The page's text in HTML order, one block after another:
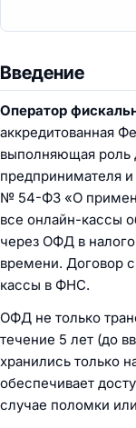
Введение
Оператор
аккредитованная
выполняющая роль
предпринимателя
№ 54-ФЗ «О
все онлайн-кассы
через ОФД в
времени. Договор
кассы в ФНС.
ОФД не только
течение 5 лет (до
хранились только
обеспечивает
случае поломки